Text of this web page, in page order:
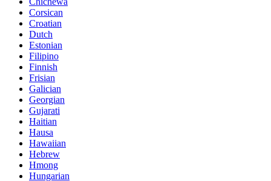
Corsican
Croatian
Dutch
Estonian
Filipino
Finnish
Frisian
Galician
Georgian
Gujarati
Haitian
Hausa
Hawaiian
Hebrew
Hmong
Hungarian